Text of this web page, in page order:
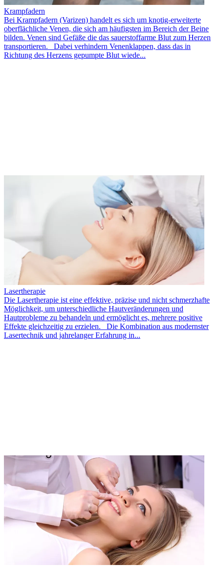
Krampfadern
Bei Krampfadern (Varizen) handelt es sich um knotig-erweiterte
oberflächliche Venen, die sich am häufigsten im Bereich der Beine
bilden. Venen sind Gefäße die das sauerstoffarme Blut zum Herzen
transportieren. Dabei verhindern Venenklappen, dass das in
Richtung des Herzens gepumpte Blut wiede...
Lasertherapie
Die Lasertherapie ist eine effektive, präzise und nicht schmerzhafte
Möglichkeit, um unterschiedliche Hautveränderungen und
Hautprobleme zu behandeln und ermöglicht es, mehrere positive
Effekte gleichzeitig zu erzielen. Die Kombination aus modernster
Lasertechnik und jahrelanger Erfahrung in...